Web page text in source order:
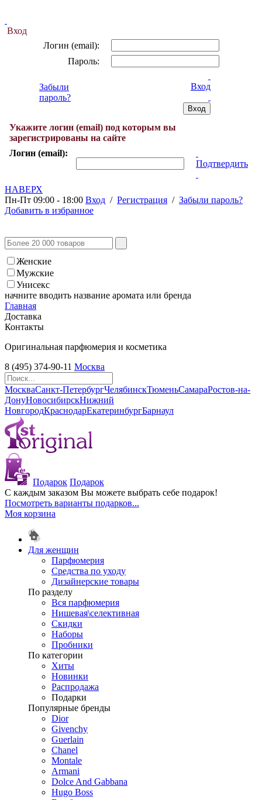
Вход
Логин (email):
Пароль:
Забыли
пароль?
Вход
Укажите логин (email) под которым вы
зарегистрированы на сайте
Логин (email):
Подтвердить
НАВЕРХ
Пн-Пт 09:00 - 18:00 Вход / Регистрация / Забыли пароль?
Добавить в избранное
Женские
Мужские
Унисекс
начните вводить название аромата или бренда
Главная
Доставка
Контакты
Оригинальная парфюмерия и косметика
8 (495) 374-90-11 Москва
МоскваСанкт-ПетербургЧелябинскТюменьСамараРостов-на-
ДонуНовосибирскНижний
НовгородКраснодарЕкатеринбургБарнаул
Подарок Подарок
С каждым заказом Вы можете выбрать себе подарок!
Посмотреть варианты подарков...
Моя корзина
Для женщин
Парфюмерия
Средства по уходу
Дизайнерские товары
По разделу
Вся парфюмерия
Нишевая\селективная
Скидки
Наборы
Пробники
По категории
Хиты
Новинки
Распродажа
Подарки
Популярные бренды
Dior
Givenchy
Guerlain
Chanel
Montale
Armani
Dolce And Gabbana
Hugo Boss